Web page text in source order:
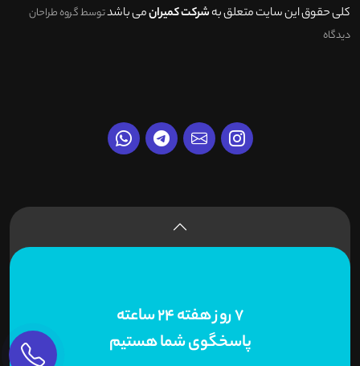
کلی حقوق این سایت متعلق بهشرکت کمیرانمی باشدتوسط گروه طراحان
دیدگاه
7 روز هفته 24 ساعته
پاسخگوی شما هستیم